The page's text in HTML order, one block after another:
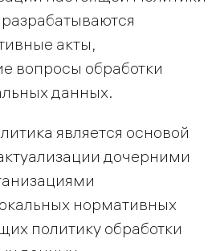
акты,
вопросы обработки
данных.
является основой
дочерними
нормативных
политику обработки